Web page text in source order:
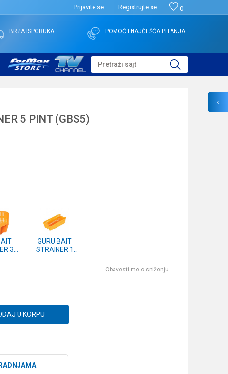
0
Prijavite se Registrujte se
BRZA ISPORUKA POMOĆ I NAJČEŠĆA PITANJA
Pretraži sajt
5 PINT (GBS5)
3
GURU BAIT
STRAINER 1
Obavesti me o sniženju
U KORPU